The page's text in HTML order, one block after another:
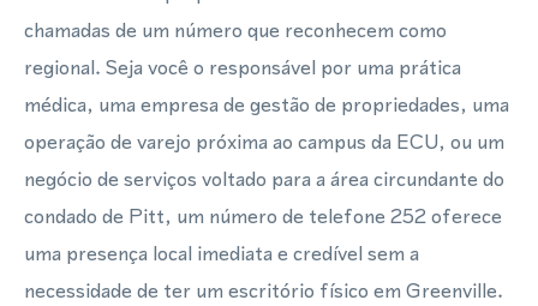
chamadas de um número que reconhecem como
regional. Seja você o responsável por uma prática
médica, uma empresa de gestão de propriedades, uma
operação de varejo próxima ao campus da ECU, ou um
negócio de serviços voltado para a área circundante do
condado de Pitt, um número de telefone 252 oferece
uma presença local imediata e credível sem a
necessidade de ter um escritório físico em Greenville.